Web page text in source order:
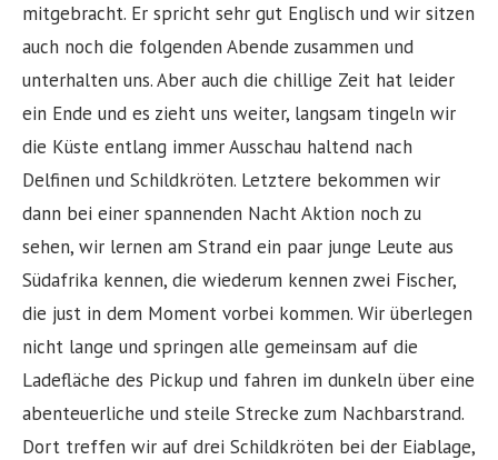
mitgebracht. Er spricht sehr gut Englisch und wir sitzen
auch noch die folgenden Abende zusammen und
unterhalten uns. Aber auch die chillige Zeit hat leider
ein Ende und es zieht uns weiter, langsam tingeln wir
die Küste entlang immer Ausschau haltend nach
Delfinen und Schildkröten. Letztere bekommen wir
dann bei einer spannenden Nacht Aktion noch zu
sehen, wir lernen am Strand ein paar junge Leute aus
Südafrika kennen, die wiederum kennen zwei Fischer,
die just in dem Moment vorbei kommen. Wir überlegen
nicht lange und springen alle gemeinsam auf die
Ladefläche des Pickup und fahren im dunkeln über eine
abenteuerliche und steile Strecke zum Nachbarstrand.
Dort treffen wir auf drei Schildkröten bei der Eiablage,